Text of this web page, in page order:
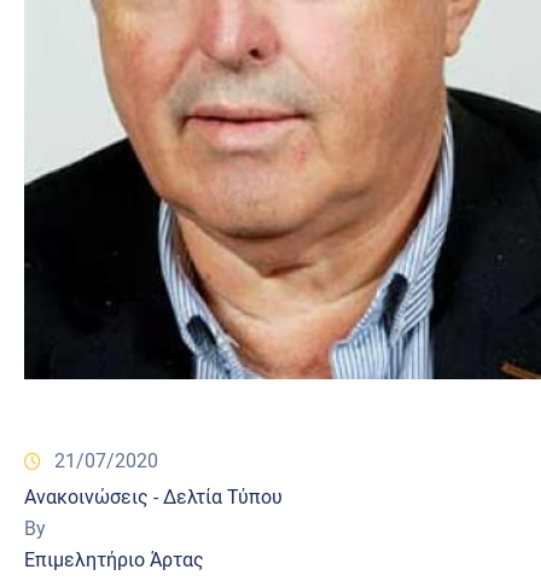
21/07/2020
Ανακοινώσεις - Δελτία Τύπου
By
Επιμελητήριο Άρτας